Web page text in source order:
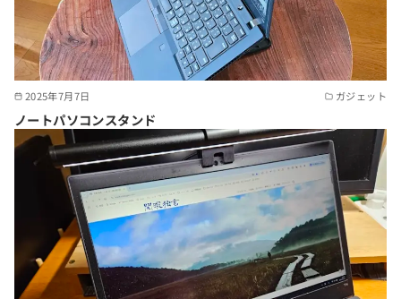
2025年7月7日 ガジェット
ノートパソコンスタンド